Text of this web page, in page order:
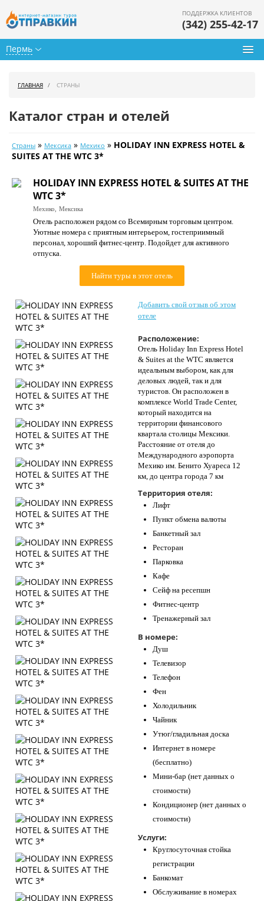
Пермь
ПОДДЕРЖКА КЛИЕНТОВ
(342) 255-42-17
Календарь туров
Цены дня
Страны
Как купить
О нас
ГЛАВНАЯ СТРАНЫ
Каталог стран и отелей
Страны » Мексика » Мехико » HOLIDAY INN EXPRESS HOTEL &
SUITES AT THE WTC 3*
HOLIDAY INN EXPRESS HOTEL & SUITES AT THE
WTC 3*
Мехико, Мексика
Отель расположен рядом со Всемирным торговым центром.
Уютные номера с приятным интерьером, гостеприимный
персонал, хороший фитнес-центр. Подойдет для активного
отпуска.
Найти туры в этот отель
Добавить свой отзыв об этом
отеле
Расположение:
Отель Holiday Inn Express Hotel
& Suites at the WTC является
идеальным выбором, как для
деловых людей, так и для
туристов. Он расположен в
комплексе World Trade Center,
который находится на
территории финансового
квартала столицы Мексики.
Расстояние от отеля до
Международного аэропорта
Мехико им. Бенито Хуареса 12
км, до центра города 7 км
Территория отеля:
Лифт
Пункт обмена валюты
Банкетный зал
Ресторан
Парковка
Кафе
Сейф на ресепшн
Фитнес-центр
Тренажерный зал
В номере:
Душ
Телевизор
Телефон
Фен
Холодильник
Чайник
Утюг/гладильная доска
Интернет в номере
(бесплатно)
Мини-бар (нет данных о
стоимости)
Кондиционер (нет данных о
стоимости)
Услуги:
Круглосуточная стойка
регистрации
Банкомат
Обслуживание в номерах